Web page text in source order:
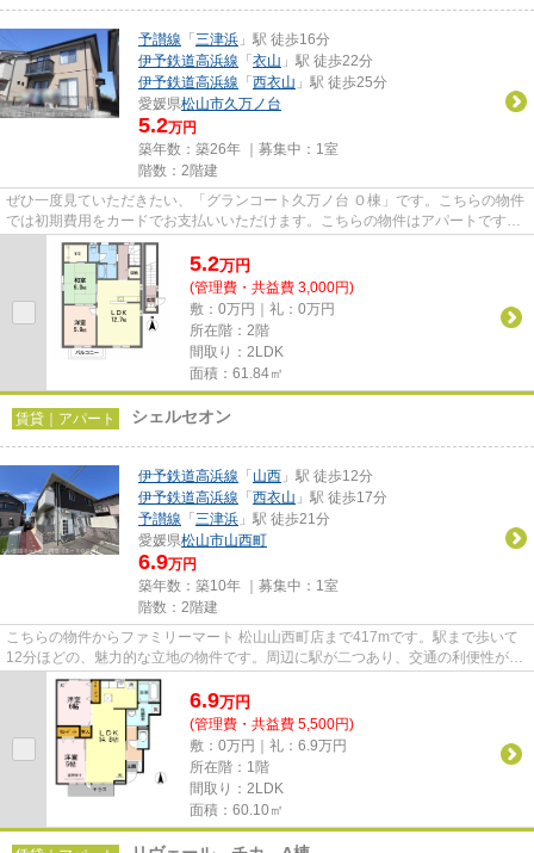
予讃線 「 三津浜 」駅 徒歩16分
伊予鉄道高浜線 「 衣山 」駅 徒歩22分
伊予鉄道高浜線 「 西衣山 」駅 徒歩25分
愛媛県松山市久万ノ台
5.2万円
築年数：築26年 ｜募集中： 1室
階数：2階建
ぜひ一度見ていただきたい、「グランコート久万ノ台 Ｏ棟」です。こちらの物件
では初期費用をカードでお支払いいただけます。こちらの物件はアパートです。
2駅利用可能な物件なので、...
5.2万円
(管理費・共益費 3,000円)
敷：0万円｜礼：0万円
所在階：2階
間取り：2LDK
面積：61.84㎡
賃貸｜アパート シェルセオン
伊予鉄道高浜線 「 山西 」駅 徒歩12分
伊予鉄道高浜線 「 西衣山 」駅 徒歩17分
予讃線 「 三津浜 」駅 徒歩21分
愛媛県松山市山西町
6.9万円
築年数：築10年 ｜募集中： 1室
階数：2階建
こちらの物件からファミリーマート 松山山西町店まで417mです。駅まで歩いて
12分ほどの、魅力的な立地の物件です。周辺に駅が二つあり、交通の利便性が高
いです。今や必需品ともなった...
6.9万円
(管理費・共益費 5,500円)
敷：0万円｜礼：6.9万円
所在階：1階
間取り：2LDK
面積：60.10㎡